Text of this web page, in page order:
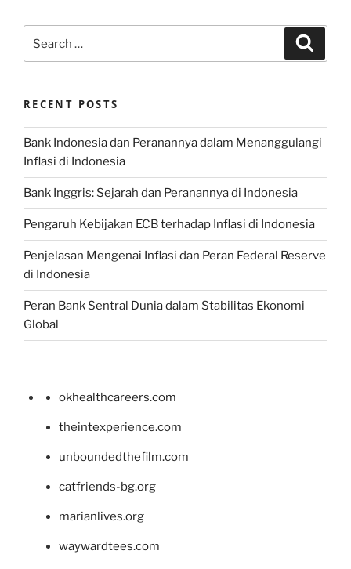
for:
RECENT POSTS
Bank Indonesia dan Peranannya dalam Menanggulangi
Inflasi di Indonesia
Bank Inggris: Sejarah dan Peranannya di Indonesia
Pengaruh Kebijakan ECB terhadap Inflasi di Indonesia
Penjelasan Mengenai Inflasi dan Peran Federal Reserve
di Indonesia
Peran Bank Sentral Dunia dalam Stabilitas Ekonomi
Global
okhealthcareers.com
theintexperience.com
unboundedthefilm.com
catfriends-bg.org
marianlives.org
waywardtees.com